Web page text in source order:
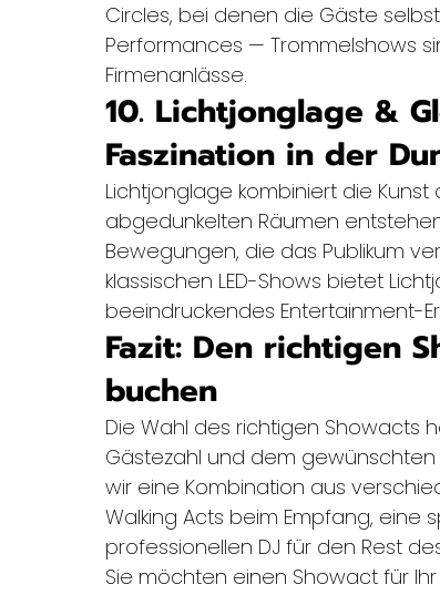
Circles, bei denen die Gäste
Performances — Trommelshows
Firmenanlässe.
10. Lichtjonglage &
Faszination in der
Lichtjonglage kombiniert die Kunst
abgedunkelten Räumen
Bewegungen, die das Publikum
klassischen LED-Shows bietet
beeindruckendes Entertainment-
Fazit: Den richtigen
buchen
Die Wahl des richtigen Showacts
Gästezahl und dem gewünschten
wir eine Kombination aus
Walking Acts beim Empfang, eine
professionellen DJ für den Rest
Sie möchten einen Showact für